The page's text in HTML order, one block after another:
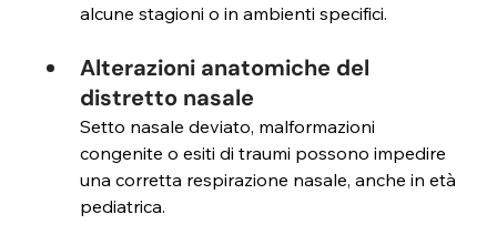
alcune stagioni o in ambienti specifici.
Alterazioni anatomiche del
distretto nasale
Setto nasale deviato, malformazioni
congenite o esiti di traumi possono impedire
una corretta respirazione nasale, anche in età
pediatrica.